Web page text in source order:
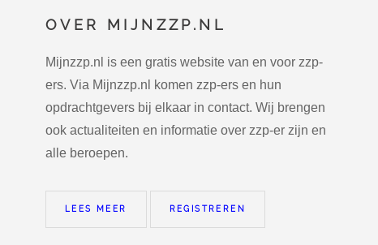
OVER MIJNZZP.NL
Mijnzzp.nl is een gratis website van en voor zzp-
ers. Via Mijnzzp.nl komen zzp-ers en hun
opdrachtgevers bij elkaar in contact. Wij brengen
ook actualiteiten en informatie over zzp-er zijn en
alle beroepen.
LEES MEER REGISTREREN